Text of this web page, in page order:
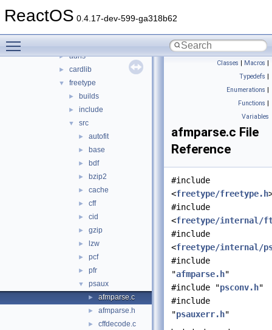
ReactOS 0.4.17-dev-599-ga318b62
► include
► adns
► cardlib
▼ freetype
► builds
► include
▼ src
► autofit
► base
► bdf
► bzip2
► cache
► cff
► cid
► gzip
► lzw
► pcf
► pfr
▼ psaux
► afmparse.c
► afmparse.h
► cffdecode.c
Classes | Macros |
Typedefs |
Enumerations |
Functions |
Variables
afmparse.c File
Reference
#include
<freetype/freetype.h
#include
<freetype/internal/
#include
<freetype/internal/
#include
"afmparse.h"
#include "psconv.h"
#include
"psauxerr.h"